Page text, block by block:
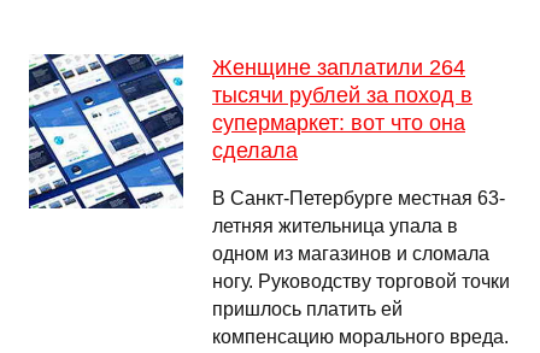
Женщине заплатили 264
тысячи рублей за поход в
супермаркет: вот что она
сделала
В Санкт-Петербурге местная 63-
летняя жительница упала в
одном из магазинов и сломала
ногу. Руководству торговой точки
пришлось платить ей
компенсацию морального вреда.